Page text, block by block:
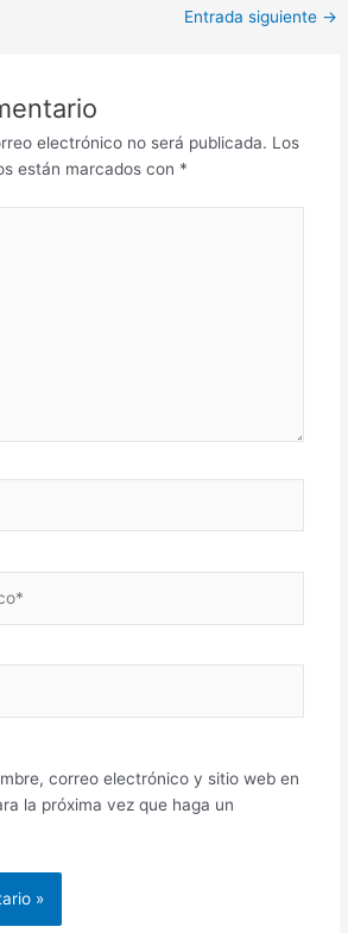
Entrada siguiente →
electrónico no será publicada. Los
están marcados con *
correo electrónico y sitio web en
la próxima vez que haga un